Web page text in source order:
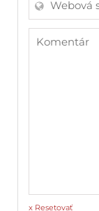
x Resetovať